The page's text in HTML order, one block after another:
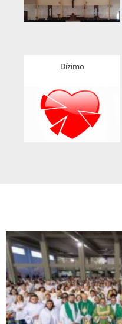
Dízimo